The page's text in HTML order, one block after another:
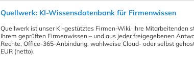
Quellwerk: KI-Wissensdatenbank für Firmenwissen
Quellwerk ist unser KI-gestütztes Firmen-Wiki. Ihre Mitarbeitenden
Ihrem geprüften Firmenwissen – und aus jeder freigegebenen
Rechte, Office-365-Anbindung, wahlweise Cloud- oder selbst
EUR (netto).